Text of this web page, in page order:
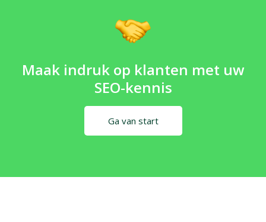
Maak indruk op klanten met uw
SEO-kennis
Ga van start